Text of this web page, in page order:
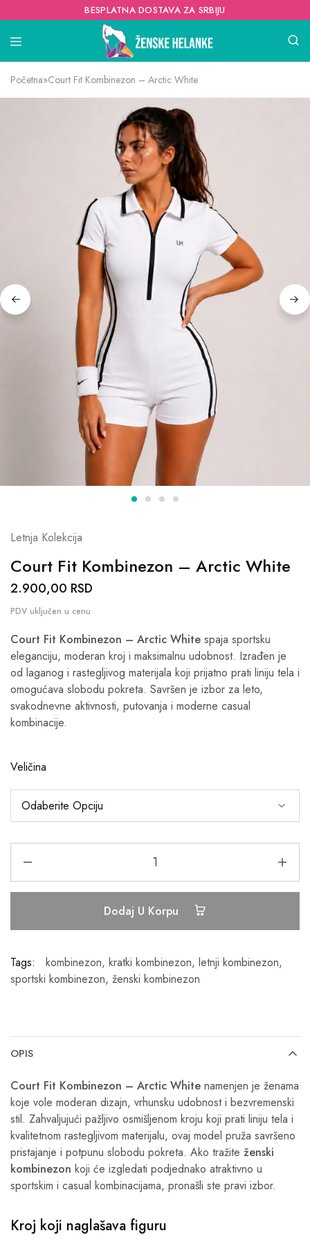
BESPLATNA DOSTAVA ZA SRBIJU
Početna»Court Fit Kombinezon – Arctic White
Letnja Kolekcija
Court Fit Kombinezon – Arctic White
2.900,00 RSD
Court Fit Kombinezon – Arctic White spaja sportsku
eleganciju, moderan kroj i maksimalnu udobnost. Izrađen je
od laganog i rastegljivog materijala koji prijatno prati liniju tela i
omogućava slobodu pokreta. Savršen je izbor za leto,
svakodnevne aktivnosti, putovanja i moderne casual
kombinacije.
Veličina
Dodaj U Korpu
Tags: kombinezon, kratki kombinezon, letnji kombinezon,
sportski kombinezon, ženski kombinezon
OPIS
Court Fit Kombinezon – Arctic White namenjen je ženama
koje vole moderan dizajn, vrhunsku udobnost i bezvremenski
stil. Zahvaljujući pažljivo osmišljenom kroju koji prati liniju tela i
kvalitetnom rastegljivom materijalu, ovaj model pruža savršeno
pristajanje i potpunu slobodu pokreta. Ako tražite ženski
kombinezon koji će izgledati podjednako atraktivno u
sportskim i casual kombinacijama, pronašli ste pravi izbor.
Kroj koji naglašava figuru